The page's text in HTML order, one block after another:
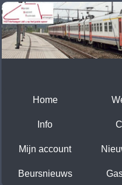
Home
Info
Mijn account
Beursnieuws